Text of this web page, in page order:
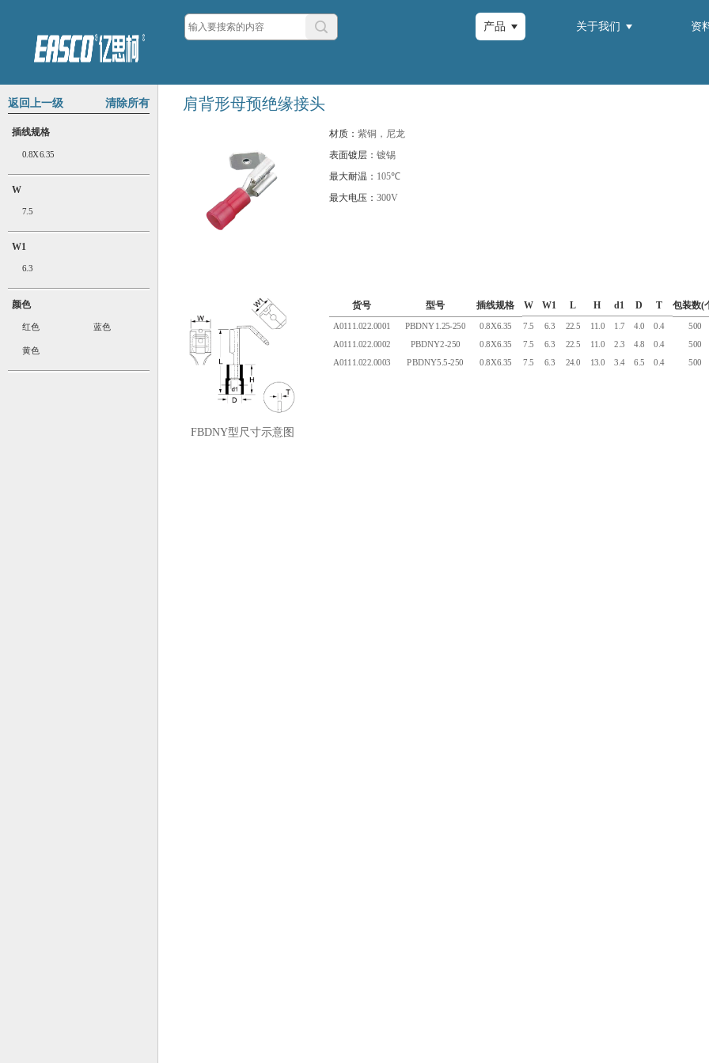
产品 关于我们 资
清除所有
返回上一级
插线规格
0.8X6.35
W
7.5
W1
6.3
颜色
红色 蓝色
黄色
肩背形母预绝缘接头
材质：紫铜，尼龙
表面镀层：镀锡
最大耐温： 105℃
最大电压：300V
FBDNY型尺寸示意图
货号 型号 插线规格 W W1 L H d1 D T 包装数(
A0111.022.0001 PBDNY1.25-250 0.8X6.35 7.5 6.3 22.5 11.0 1.7 4.0 0.4
500
A0111.022.0002
PBDNY2-250 0.8X6.35 7.5 6.3 22.5 11.0 2.3 4.8 0.4
500
A0111.022.0003
PBDNY5.5-250 0.8X6.35 7.5 6.3 24.0 13.0 3.4 6.5 0.4 500